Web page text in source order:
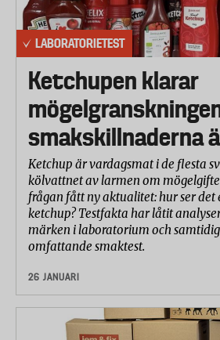
LABORATORIETEST
Ketchupen klarar
smakskillnaderna
Ketchup är vardagsmat i de flesta
kölvattnet av larmen om
frågan fått ny aktualitet: hur ser det
ketchup? Testfakta har låtit
märken i laboratorium och
omfattande smaktest.
26 JANUARI